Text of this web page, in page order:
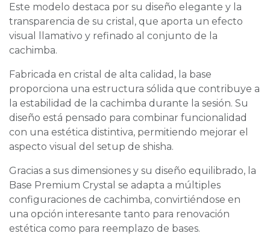
Este modelo destaca por su diseño elegante y la
transparencia de su cristal, que aporta un efecto
visual llamativo y refinado al conjunto de la
cachimba.
Fabricada en cristal de alta calidad, la base
proporciona una estructura sólida que contribuye a
la estabilidad de la cachimba durante la sesión. Su
diseño está pensado para combinar funcionalidad
con una estética distintiva, permitiendo mejorar el
aspecto visual del setup de shisha.
Gracias a sus dimensiones y su diseño equilibrado, la
Base Premium Crystal se adapta a múltiples
configuraciones de cachimba, convirtiéndose en
una opción interesante tanto para renovación
estética como para reemplazo de bases.